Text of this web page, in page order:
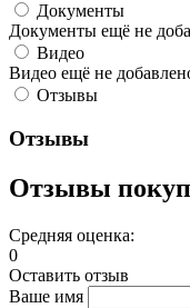
Документы
Документы ещё не
Видео
Видео ещё не
Отзывы
Отзывы
Отзывы
Средняя оценка:
0
Оставить отзыв
Ваше имя